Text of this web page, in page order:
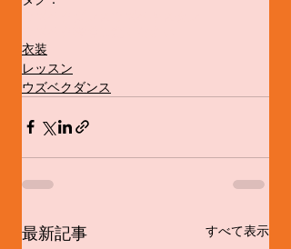
衣装
レッスン
ウズベクダンス
最新記事 すべて表示